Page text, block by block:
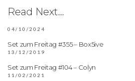
Read Next...
04/10/2024
Set zum Freitag #355 – Box5ive
13/12/2019
Set zum Freitag #104 – Colyn
11/02/2021